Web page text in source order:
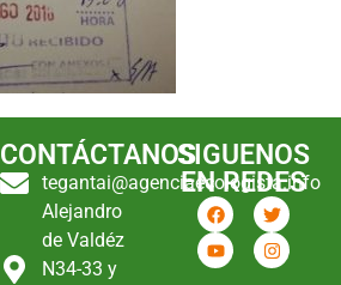
CONTÁCTANOS
tegantai@agenciaecologista.info
Alejandro
de Valdéz
N34-33 y
SIGUENOS
EN REDES